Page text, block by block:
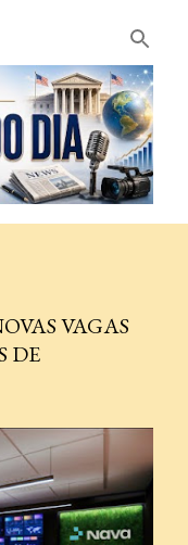
principal
VAGAS
DE